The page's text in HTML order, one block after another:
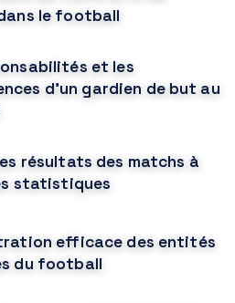
le football
et les
d'un gardien de but au
résultats des matchs à
statistiques
efficace des entités
du football